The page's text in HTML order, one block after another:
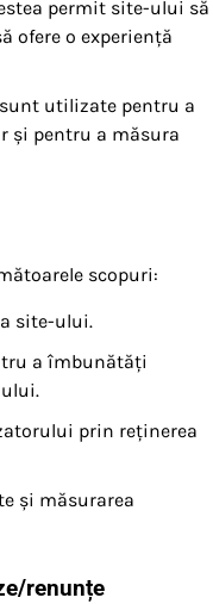
permit site-ului să
ofere o experiență
utilizate pentru a
și pentru a măsura
scopuri:
site-ului.
a îmbunătăți
prin reținerea
și măsurarea
renunțe